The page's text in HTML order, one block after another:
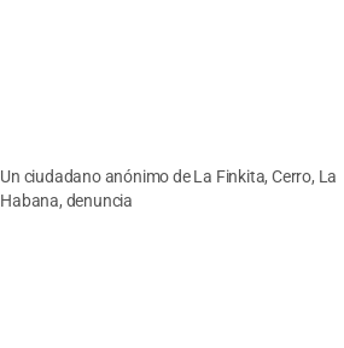
Un ciudadano anónimo de La Finkita, Cerro, La
Habana, denuncia